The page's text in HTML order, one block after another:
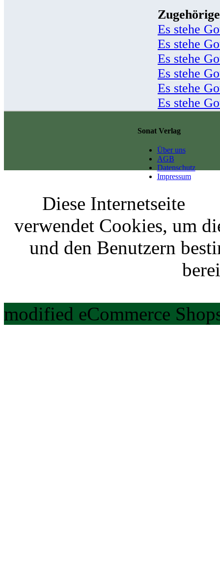
Es stehe
Es stehe
Es stehe
Es stehe
Es stehe
Es stehe
Sonat Verlag
Über uns
AGB
Datenschutz
Impressum
Diese Internetseite
verwendet Cookies, um
und den Benutzern
modified eCommerce